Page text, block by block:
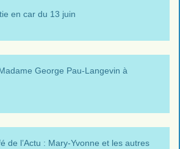
en car du 13 juin
George Pau-Langevin à
de l’Actu : Mary-Yvonne et les autres